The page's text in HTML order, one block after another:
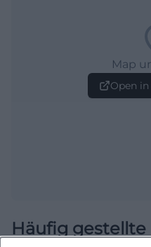
Map
Open
Häufig gestellte